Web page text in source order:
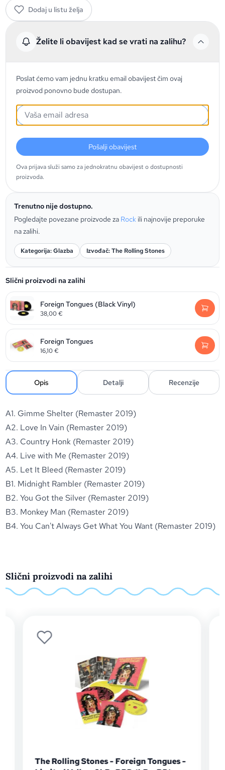
Dodaj u listu želja
Želite li obavijest kad se vrati na zalihu?
Poslat ćemo vam jednu kratku email obavijest čim ovaj
proizvod ponovno bude dostupan.
Pošalji obavijest
Ova prijava služi samo za jednokratnu obavijest o dostupnosti
proizvoda.
Trenutno nije dostupno.
Pogledajte povezane proizvode za Rock ili najnovije preporuke
na zalihi.
Kategorija: Glazba Izvođač: The Rolling Stones
Slični proizvodi na zalihi
Foreign Tongues (Black Vinyl)
38,00€
Foreign Tongues
16,10€
Opis Detalji Recenzije
A1. Gimme Shelter (Remaster 2019)
A2. Love In Vain (Remaster 2019)
A3. Country Honk (Remaster 2019)
A4. Live with Me (Remaster 2019)
A5. Let It Bleed (Remaster 2019)
B1. Midnight Rambler (Remaster 2019)
B2. You Got the Silver (Remaster 2019)
B3. Monkey Man (Remaster 2019)
B4. You Can't Always Get What You Want (Remaster 2019)
Slični proizvodi na zalihi
The Rolling Stones - Foreign Tongues -